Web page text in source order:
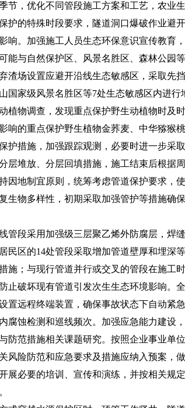
节，优化不同管段施工方案和工艺，农业
护的特殊时段要求，隧道洞口爆破作业避
响。加强施工人员生态环保意识宣传教育
能与自然保护区、风景名胜区、森林公园
渣场设置应避开沿线生态敏感区，采取先
家级风景名胜区等7处生态敏感区内进行
植物调查，发现重点保护野生动植物时及
响的重点保护野生植物金荞麦、中华猕猴
护措施，加强跟踪观测，必要时进一步采
层堆放、分层回填措施，施工结束后根据
因地制宜原则，统筹考虑管道保护要求，
生物多样性，初期采取加强管护等措施确
段采用加强级三层聚乙烯外防腐层，焊
民区的14处管段采取增加管道壁厚和埋深
施；与现行管道并行或交叉的管段在施工
止破坏现有管道引发次生生态环境影响。
置远程终端装置，确保事故状态下自动紧
腐蚀检测和巡线频次。加强应急能力建设
防范措施相关课题研究。按照企业事业单
风险防范和应急要求及措施应纳入预案，
必要的培训、宣传和演练，并按相关规